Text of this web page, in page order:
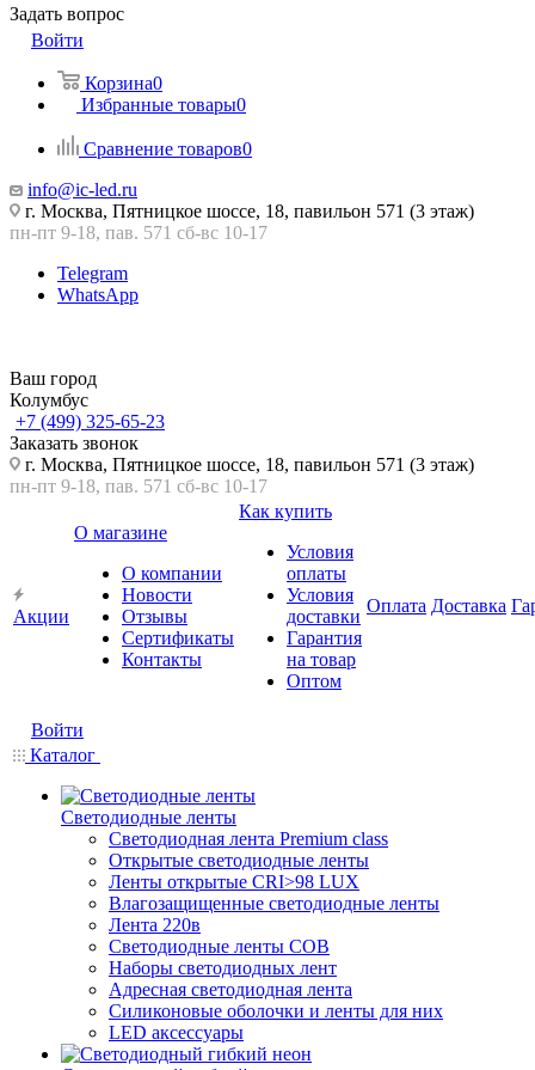
Задать вопрос
Войти
Корзина0
Избранные товары0
Сравнение товаров0
info@ic-led.ru
г. Москва, Пятницкое шоссе, 18, павильон 571 (3 этаж)
пн-пт 9-18, пав. 571 сб-вс 10-17
Telegram
WhatsApp
Ваш город
Колумбус
+7 (499) 325-65-23
Заказать звонок
г. Москва, Пятницкое шоссе, 18, павильон 571 (3 этаж)
пн-пт 9-18, пав. 571 сб-вс 10-17
Акции
О магазине
О компании
Новости
Отзывы
Сертификаты
Контакты
Как купить
Условия
оплаты
Условия
доставки
Гарантия
на товар
Оптом
Оплата Доставка
Войти
Каталог
Светодиодные ленты
Светодиодная лента Premium class
Открытые светодиодные ленты
Ленты открытые CRI>98 LUX
Влагозащищенные светодиодные ленты
Лента 220в
Светодиодные ленты COB
Наборы светодиодных лент
Адресная светодиодная лента
Силиконовые оболочки и ленты для них
LED аксессуары